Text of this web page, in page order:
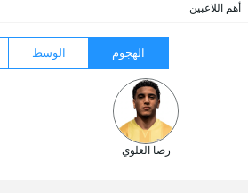
أهم اللاعبين
الهجوم الوسط
رضا العلوي